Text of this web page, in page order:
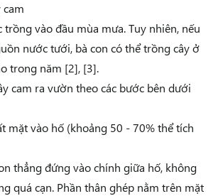
cam
trồng vào đầu mùa mưa. Tuy nhiên, nếu
nước tưới, bà con có thể trồng cây ở
trong năm [2], [3].
cam ra vườn theo các bước bên dưới
mặt vào hố (khoảng 50 - 70% thể tích
thẳng đứng vào chính giữa hố, không
quá cạn. Phần thân ghép nằm trên mặt